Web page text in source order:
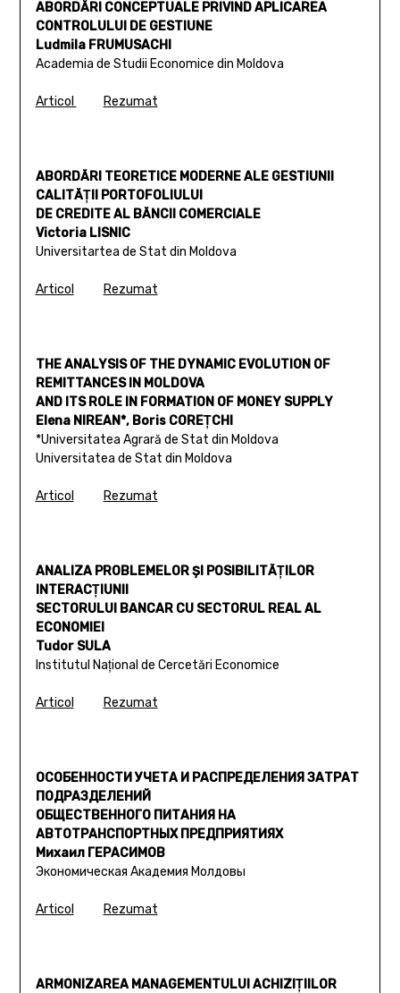
ABORDĂRI CONCEPTUALE PRIVIND APLICAREA
CONTROLULUI DE GESTIUNE
Ludmila FRUMUSACHI
Academia de Studii Economice din Moldova
Articol Rezumat
ABORDĂRI TEORETICE MODERNE ALE GESTIUNII
CALITĂŢII PORTOFOLIULUI
DE CREDITE AL BĂNCII COMERCIALE
Victoria LISNIC
Universitartea de Stat din Moldova
Articol Rezumat
THE ANALYSIS OF THE DYNAMIC EVOLUTION OF
REMITTANCES IN MOLDOVA
AND ITS ROLE IN FORMATION OF MONEY SUPPLY
Elena NIREAN*, Boris COREŢCHI
*Universitatea Agrară de Stat din Moldova
Universitatea de Stat din Moldova
Articol Rezumat
ANALIZA PROBLEMELOR ŞI POSIBILITĂŢILOR
INTERACŢIUNII
SECTORULUI BANCAR CU SECTORUL REAL AL
ECONOMIEI
Tudor SULA
Institutul Naţional de Cercetări Economice
Articol Rezumat
ОСОБЕННОСТИ УЧЕТА И РАСПРЕДЕЛЕНИЯ ЗАТРАТ
ПОДРАЗДЕЛЕНИЙ
ОБЩЕСТВЕННОГО ПИТАНИЯ НА
АВТОТРАНСПОРТНЫХ ПРЕДПРИЯТИЯХ
Михаил ГЕРАСИМОВ
Экономическая Академия Молдовы
Articol Rezumat
ARMONIZAREA MANAGEMENTULUI ACHIZIŢIILOR